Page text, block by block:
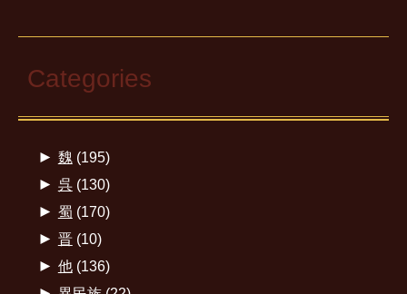
Categories
► 魏 (195)
► 呉(130)
► 蜀 (170)
► 晋(10)
► 他(136)